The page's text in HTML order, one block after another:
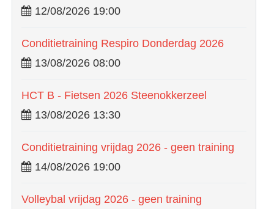
12/08/2026 19:00
Conditietraining Respiro Donderdag 2026
13/08/2026 08:00
HCT B - Fietsen 2026 Steenokkerzeel
13/08/2026 13:30
Conditietraining vrijdag 2026 - geen training
14/08/2026 19:00
Volleybal vrijdag 2026 - geen training